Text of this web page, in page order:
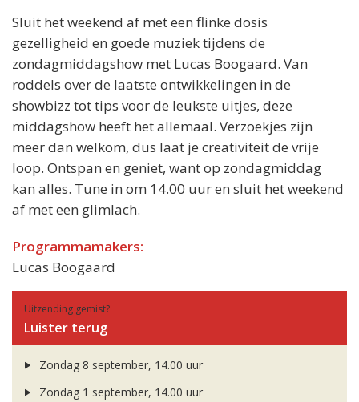
Sluit het weekend af met een flinke dosis
gezelligheid en goede muziek tijdens de
zondagmiddagshow met Lucas Boogaard. Van
roddels over de laatste ontwikkelingen in de
showbizz tot tips voor de leukste uitjes, deze
middagshow heeft het allemaal. Verzoekjes zijn
meer dan welkom, dus laat je creativiteit de vrije
loop. Ontspan en geniet, want op zondagmiddag
kan alles. Tune in om 14.00 uur en sluit het weekend
af met een glimlach.
Programmamakers:
Lucas Boogaard
Uitzending gemist?
Luister terug
Zondag 8 september, 14.00 uur
Zondag 1 september, 14.00 uur